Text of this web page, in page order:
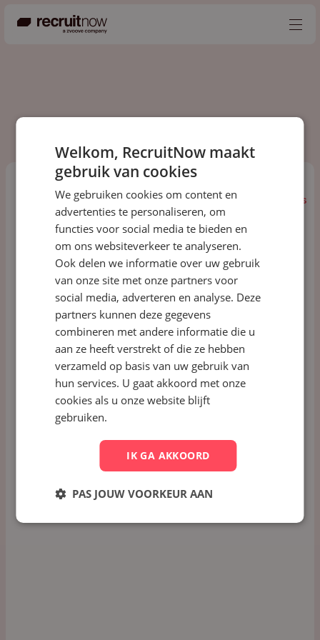
Producten
Partners
Events
Kennisbank
Over ons
Contact
Plan een demo
Plan een demo
Support
Alles Podcast Events Blogs Kennis
Kester Uitzendbureau verdubbelt
productiviteit met RecruitNow Cockpit
Welkom, RecruitNow maakt
gebruik van cookies
We gebruiken cookies om content en
advertenties te personaliseren, om
functies voor social media te bieden en
om ons websiteverkeer te analyseren.
Ook delen we informatie over uw gebruik
van onze site met onze partners voor
social media, adverteren en analyse. Deze
partners kunnen deze gegevens
combineren met andere informatie die u
aan ze heeft verstrekt of die ze hebben
verzameld op basis van uw gebruik van
hun services. U gaat akkoord met onze
cookies als u onze website blijft
gebruiken.
IK GA AKKOORD
PAS JOUW VOORKEUR AAN